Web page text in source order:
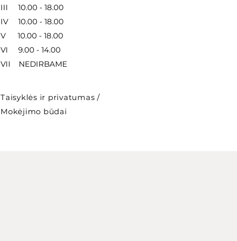
III 10.00 - 18.00
IV 10.00 - 18.00
V 10.00 - 18.00
VI 9.00 - 14.00
VII NEDIRBAME
Taisyklės ir privatumas /
Mokėjimo būdai